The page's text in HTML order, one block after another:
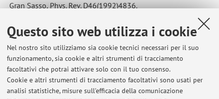
Questo sito web utilizza i cookie
Nel nostro sito utilizziamo sia cookie tecnici necessari per il suo
funzionamento, sia cookie e altri strumenti di tracciamento
facoltativi che potrai attivare solo con il tuo consenso.
Cookie e altri strumenti di tracciamento facoltativi sono usati per
analisi statistiche, misure sull'efficacia della comunicazione
Gran Sasso, Phys. Rev. D46(1992)4836.
neutrino bursts from collapsing stars with the MACRO
detector, Astropart. Phys.1(1992)11.
[19] R. Bellotti et al. (MACRO Collaboration) : Search for
stellar gravitational collapse by MACRO - Characteristics and
results, Nucl. Phys. B 28A(1992)61.
[20] R. Bellotti et al. (MACRO Collaboration) : Measurement